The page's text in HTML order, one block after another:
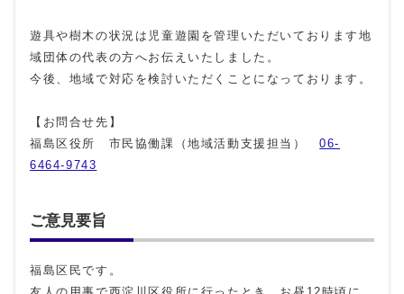
遊具や樹木の状況は児童遊園を管理いただいております地
域団体の代表の方へお伝えいたしました。
今後、地域で対応を検討いただくことになっております。
【お問合せ先】
福島区役所 市民協働課（地域活動支援担当）06-
6464-9743
ご意見要旨
福島区民です。